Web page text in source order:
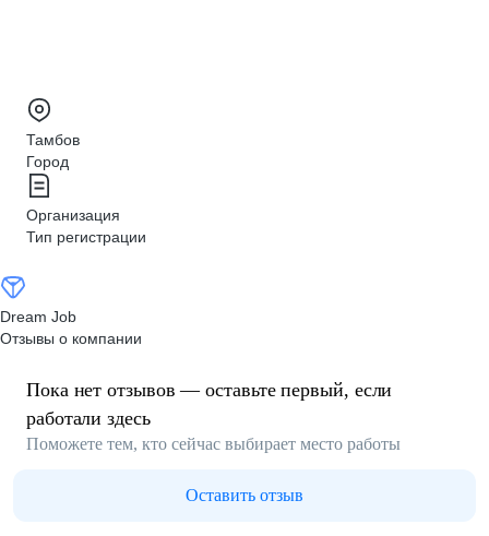
Тамбов
Город
Организация
Тип регистрации
Dream Job
Отзывы о компании
Пока нет отзывов — оставьте первый, если
работали здесь
Поможете тем, кто сейчас выбирает место работы
Оставить отзыв